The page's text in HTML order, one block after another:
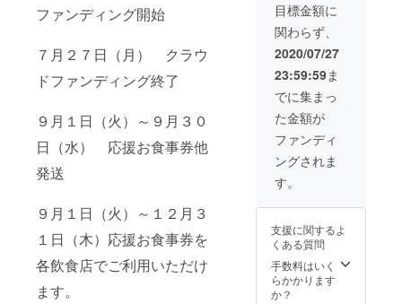
ファンディング開始
７月２７日（月） クラウ
ドファンディング終了
９月１日（火）～９月３０
日（水） 応援お食事券他
発送
９月１日（火）～１２月３
１日（木）応援お食事券を
各飲食店でご利用いただけ
ます。
目標金額に
関わらず、
2020/07/27
23:59:59ま
でに集まっ
た金額が
ファンディ
ングされま
す。
支援に関するよ
くある質問
手数料はいく
らかかります
か？